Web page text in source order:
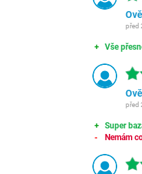
před
Vše
před
Super
Nemám